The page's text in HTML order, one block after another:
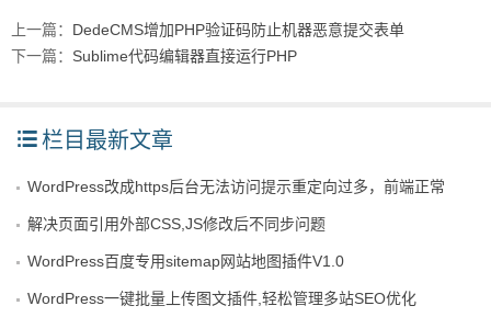
上一篇： DedeCMS增加PHP验证码防止机器恶意提交表单
下一篇： Sublime代码编辑器直接运行PHP
栏目最新文章
WordPress改成https后台无法访问提示重定向过多，前端正常
解决页面引用外部CSS,JS修改后不同步问题
WordPress百度专用sitemap网站地图插件V1.0
WordPress一键批量上传图文插件,轻松管理多站SEO优化